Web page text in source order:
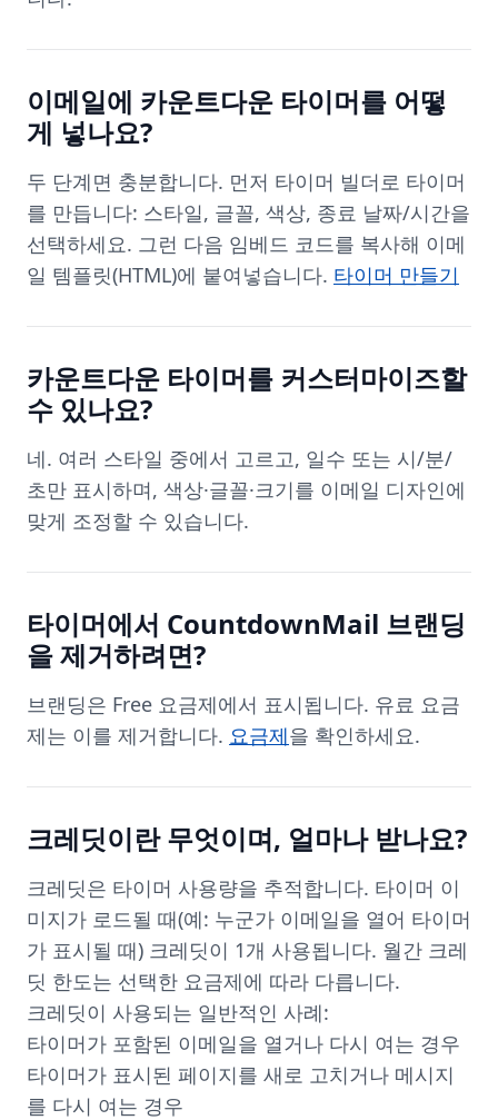
이메일에 카운트다운 타이머를 어떻
게 넣나요?
두 단계면 충분합니다. 먼저 타이머 빌더로 타이머
를 만듭니다: 스타일, 글꼴, 색상, 종료 날짜/시간을
선택하세요. 그런 다음 임베드 코드를 복사해 이메
일 템플릿(HTML)에 붙여넣습니다. 타이머 만들기
카운트다운 타이머를 커스터마이즈할
수 있나요?
네. 여러 스타일 중에서 고르고, 일수 또는 시/분/
초만 표시하며, 색상·글꼴·크기를 이메일 디자인에
맞게 조정할 수 있습니다.
타이머에서 CountdownMail 브랜딩
을 제거하려면?
브랜딩은 Free 요금제에서 표시됩니다. 유료 요금
제는 이를 제거합니다. 요금제을 확인하세요.
크레딧이란 무엇이며, 얼마나 받나요?
크레딧은 타이머 사용량을 추적합니다. 타이머 이
미지가 로드될 때(예: 누군가 이메일을 열어 타이머
가 표시될 때) 크레딧이 1개 사용됩니다. 월간 크레
딧 한도는 선택한 요금제에 따라 다릅니다.
크레딧이 사용되는 일반적인 사례:
타이머가 포함된 이메일을 열거나 다시 여는 경우
타이머가 표시된 페이지를 새로 고치거나 메시지
를 다시 여는 경우